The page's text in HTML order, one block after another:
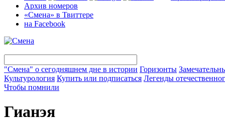
Архив номеров
«Смена» в Твиттере
на Facebook
"Смена" о сегодняшнем дне в истории Горизонты
Культурология Купить или подписаться Легенды
Чтобы помнили
Гианэя